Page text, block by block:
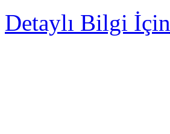
Detaylı Bilgi İçin